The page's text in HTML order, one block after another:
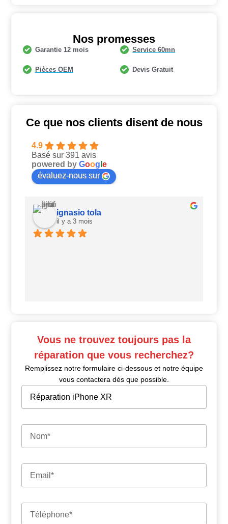
Nos promesses
Garantie 12 mois Service 60mn
Pièces OEM Devis Gratuit
Ce que nos clients disent de nous
4.9
Basé sur 391 avis
powered byGoog le
évaluez-nous sur
ignasio tola
il y a 3 mois
Vous ne trouvez toujours pas la
réparation que vous recherchez?
Remplissez notre formulaire ci-dessous et notre équipe
vous contactera dès que possible.